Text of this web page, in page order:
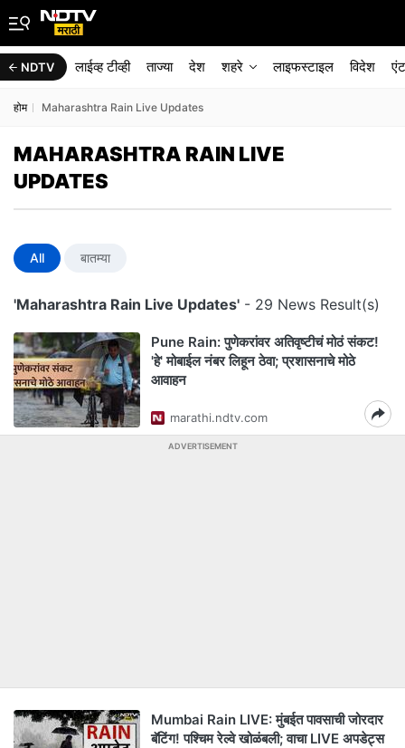
NDTV लाईव्ह टीव्ही ताज्या देश शहरे लाइफस्टाइल विदेश
होम Maharashtra Rain Live Updates
MAHARASHTRA RAIN LIVE
UPDATES
All बातम्या
'Maharashtra Rain Live Updates' - 29 News Result(s)
Pune Rain: पुणेकरांवर अतिवृष्टीचं मोठं संकट!
'हे' मोबाईल नंबर लिहून ठेवा; प्रशासनाचे मोठे
आवाहन
marathi.ndtv.com
ADVERTISEMENT
Mumbai Rain LIVE: मुंबईत पावसाची जोरदार
बॅटिंग! पश्चिम रेल्वे खोळंबली; वाचा LIVE अपडेट्स